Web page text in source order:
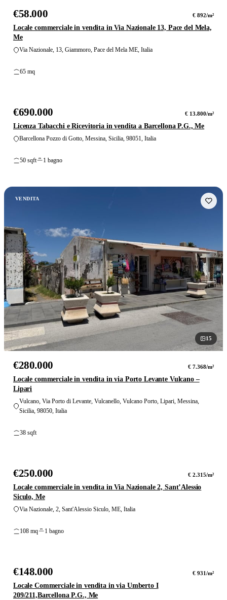
VENDITA
€58.000 € 892/m²
Locale commerciale in vendita in Via Nazionale 13, Pace del Mela,
Me
Via Nazionale, 13, Giammoro, Pace del Mela ME, Italia
65 mq
VENDITA
€690.000 € 13.800/m²
Licenza Tabacchi e Ricevitoria in vendita a Barcellona P.G., Me
Barcellona Pozzo di Gotto, Messina, Sicilia, 98051, Italia
50 sqft 1 bagno
VENDITA
15
foto
€280.000 € 7.368/m²
Locale commerciale in vendita in via Porto Levante Vulcano –
Lipari
Vulcano, Via Porto di Levante, Vulcanello, Vulcano Porto, Lipari, Messina,
Sicilia, 98050, Italia
38 sqft
VENDITA
€250.000 € 2.315/m²
Locale commerciale in vendita in Via Nazionale 2, Sant’Alessio
Siculo, Me
Via Nazionale, 2, Sant'Alessio Siculo, ME, Italia
108 mq 1 bagno
PREZZO RIDOTTO
€148.000 € 931/m²
Locale Commerciale in vendita in via Umberto I
209/211,Barcellona P.G., Me